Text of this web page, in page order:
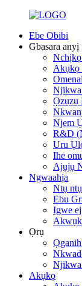
Ebe Obibi
Gbasara anyị
Akụkọ
Njikwa
Ọzụzụ
Njem
R&D
Uru
Ihe
Ajụjụ
Ngwaahịa
Ntụ
Ebu
Igwe
Ọrụ
Akụkọ